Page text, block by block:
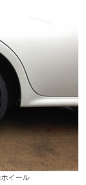
イール